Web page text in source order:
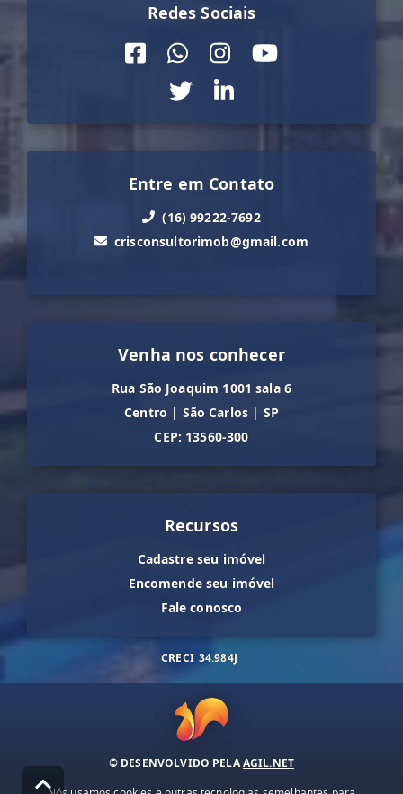
Redes Sociais
Entre em Contato
(16) 99222-7692
crisconsultorimob@gmail.com
Venha nos conhecer
Rua São Joaquim 1001 sala 6
Centro | São Carlos | SP
CEP: 13560-300
Recursos
Cadastre seu imóvel
Encomende seu imóvel
Fale conosco
CRECI 34.984J
© DESENVOLVIDO PELAAGIL.NET